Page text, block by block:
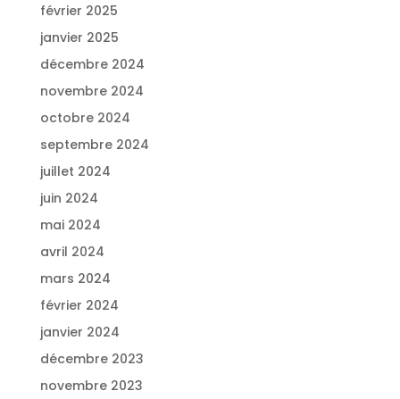
février 2025
janvier 2025
décembre 2024
novembre 2024
octobre 2024
septembre 2024
juillet 2024
juin 2024
mai 2024
avril 2024
mars 2024
février 2024
janvier 2024
décembre 2023
novembre 2023